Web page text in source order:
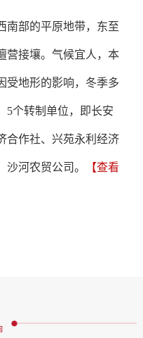
南部的平原地带，东至
营接壤。气候宜人，本
受地形的影响，冬季多
5个转制单位，即长安
合作社、兴苑永利经济
河农贸公司。 【查看